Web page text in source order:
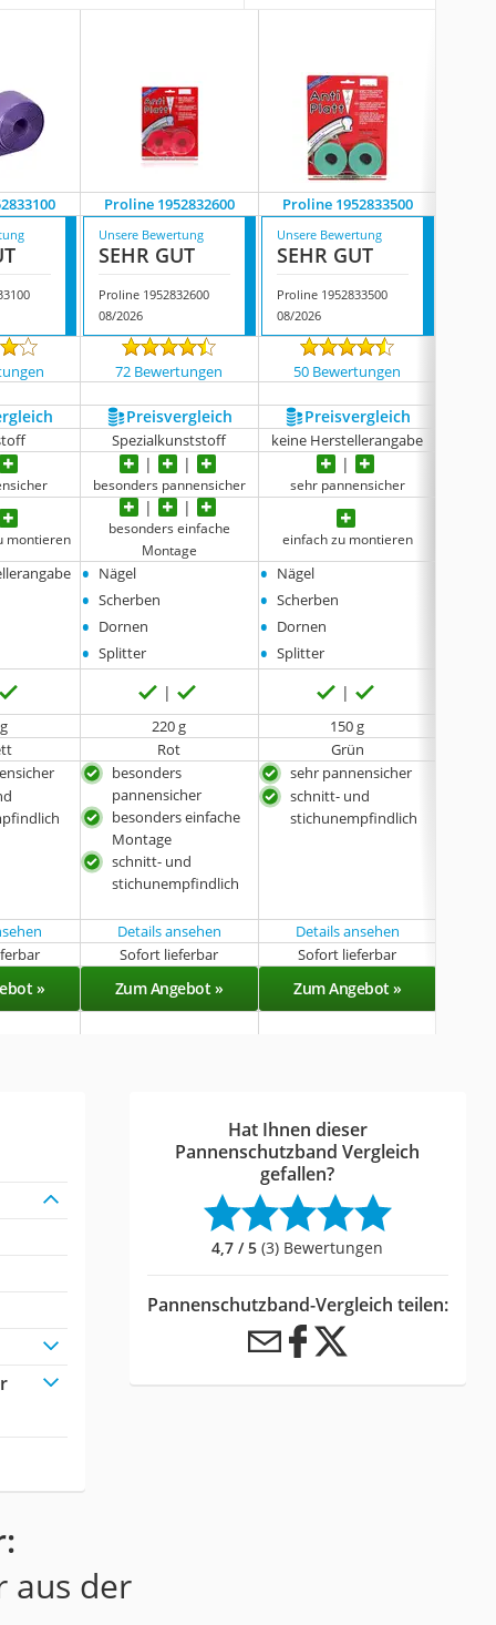
Proline 1952832600 Proline 1952833500
Unsere Bewertung
SEHR GUT
Proline 1952832600
08/2026
Unsere Bewertung
SEHR GUT
Proline 1952833500
08/2026
72 Bewertungen 50 Bewertungen
Preis­vergleich Preis­vergleich
Spezialkunststoff keine Herstellerangabe
besonders pannensicher sehr pannensicher
montieren
besonders einfache
Montage
einfach zu montieren
• Nägel
• Scherben
• Dornen
• Splitter
• Nägel
• Scherben
• Dornen
• Splitter
220 g
150 g
Rot Grün
besonders
pannensicher
besonders einfache
Montage
schnitt- und
stichunempfindlich
sehr pannensicher
schnitt- und
stichunempfindlich
Details ansehen
Details ansehen
Sofort lieferbar Sofort lieferbar
» Zum Angebot » Zum Angebot »
Hat Ihnen dieser
Pannenschutzband Vergleich
gefallen?
4,7 / 5 (3) Bewertungen
Pannenschutzband-Vergleich teilen:
aus der